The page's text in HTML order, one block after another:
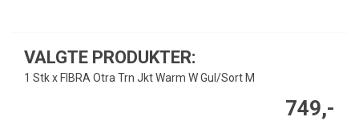
VALGTE PRODUKTER:
1 Stk x FIBRA Otra Trn Jkt Warm W Gul/Sort M
749,-